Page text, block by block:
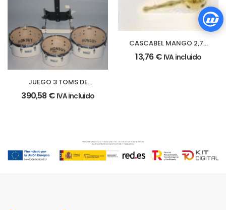
JUEGO 3 TOMS DE
MARCHA
390,58€ IVA incluido
CASCABEL MANGO 2,7 x
7 cm
13,76€ IVA incluido